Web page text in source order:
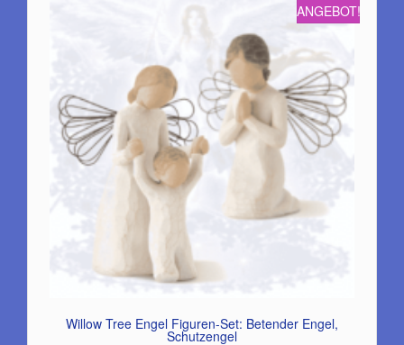
ANGEBOT!
Willow Tree Engel Figuren-Set: Betender Engel,
Schutzengel